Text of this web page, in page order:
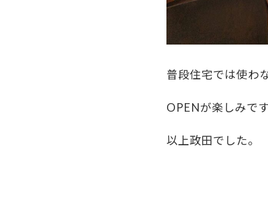
普段住宅では使わ
OPENが楽しみで
以上政田でした。